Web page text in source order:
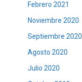
Febrero 2021
Noviembre 2020
Septiembre 2020
Agosto 2020
Julio 2020